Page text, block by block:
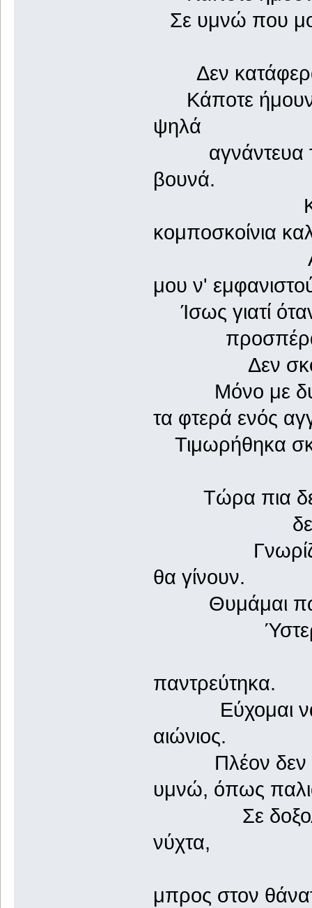
Σε υμνώ που
Δεν κατάφερα
Κάποτε ήμουν
ψηλά
αγνάντευα
βουνά.
Και με
κομποσκοίνια
μου ν'
Ίσως γιατί
προσπέρασα
Δεν
Μόνο με δυο
τα φτερά ενός
Τιμωρήθηκα
Τώρα πια
δεν ζω
Γνωρίζω τα
θα γίνουν.
Θυμάμαι πως
Ύστερα
παντρεύτηκα.
Εύχομαι να
αιώνιος.
Πλέον δεν
υμνώ, όπως
Σε δοξολογώ
νύχτα,
μπρος στον